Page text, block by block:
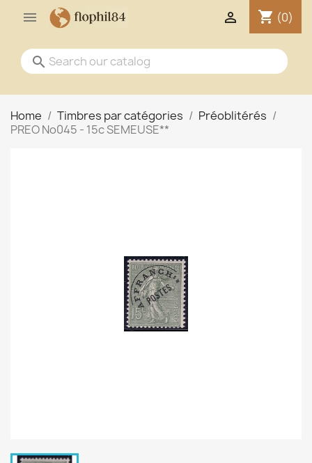
 shopping_cart (0)

search
Home Timbres par catégories
Préoblitérés
PREO No045 - 15c SEMEUSE**